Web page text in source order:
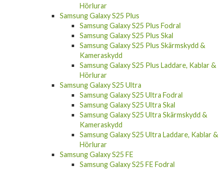
Hörlurar
Samsung Galaxy S25 Plus
Samsung Galaxy S25 Plus Fodral
Samsung Galaxy S25 Plus Skal
Samsung Galaxy S25 Plus Skärmskydd &
Kameraskydd
Samsung Galaxy S25 Plus Laddare, Kablar &
Hörlurar
Samsung Galaxy S25 Ultra
Samsung Galaxy S25 Ultra Fodral
Samsung Galaxy S25 Ultra Skal
Samsung Galaxy S25 Ultra Skärmskydd &
Kameraskydd
Samsung Galaxy S25 Ultra Laddare, Kablar &
Hörlurar
Samsung Galaxy S25 FE
Samsung Galaxy S25 FE Fodral